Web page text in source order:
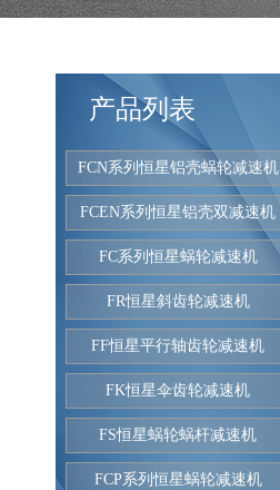
产品列表
FCN系列恒星铝壳蜗轮减速机
FCEN系列恒星铝壳双减速机
FC系列恒星蜗轮减速机
FR恒星斜齿轮减速机
FF恒星平行轴齿轮减速机
FK恒星伞齿轮减速机
FS恒星蜗轮蜗杆减速机
FCP系列恒星蜗轮减速机